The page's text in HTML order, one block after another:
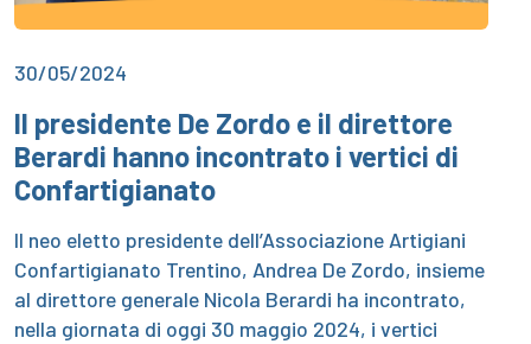
30/05/2024
Il presidente De Zordo e il direttore
Berardi hanno incontrato i vertici di
Confartigianato
Il neo eletto presidente dell’Associazione Artigiani
Confartigianato Trentino, Andrea De Zordo, insieme
al direttore generale Nicola Berardi ha incontrato,
nella giornata di oggi 30 maggio 2024, i vertici